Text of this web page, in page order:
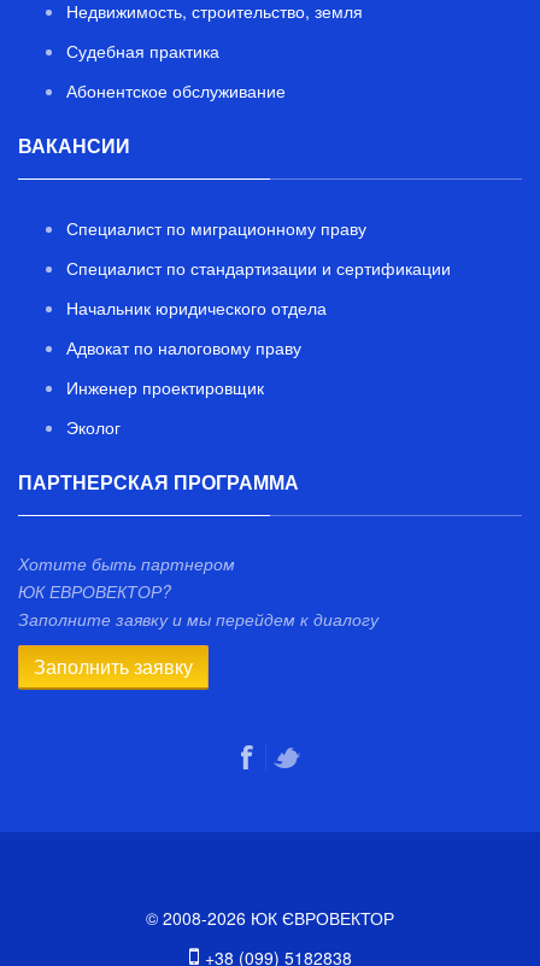
Недвижимость, строительство, земля
Судебная практика
Абонентское обслуживание
ВАКАНСИИ
Специалист по миграционному праву
Специалист по стандартизации и сертификации
Начальник юридического отдела
Адвокат по налоговому праву
Инженер проектировщик
Эколог
ПАРТНЕРСКАЯ ПРОГРАММА
Хотите быть партнером
ЮК ЕВРОВЕКТОР?
Заполните заявку и мы перейдем к диалогу
Заполнить заявку
© 2008-2026 ЮК ЄВРОВЕКТОР
+38 (099) 5182838